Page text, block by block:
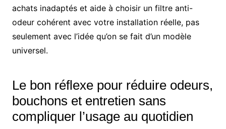
achats inadaptés et aide à choisir un filtre anti-
odeur cohérent avec votre installation réelle, pas
seulement avec l’idée qu’on se fait d’un modèle
universel.
Le bon réflexe pour réduire odeurs,
bouchons et entretien sans
compliquer l’usage au quotidien